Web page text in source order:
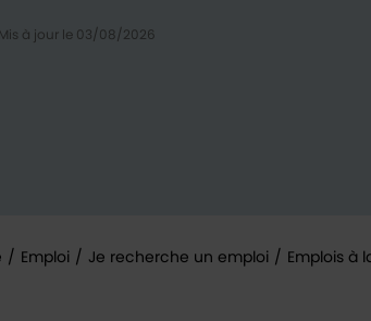
Mis à jour le 03/08/2026
/ Emploi / Je recherche un emploi / Emplois à